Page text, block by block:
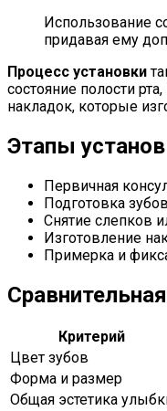
Использование
придавая ему
Процесс установки
состояние полости
накладок, которые
Этапы
Первичная
Подготовка
Снятие слепков
Изготовление
Примерка и
Критерий
Цвет зубов
Форма и размер
Общая эстетика